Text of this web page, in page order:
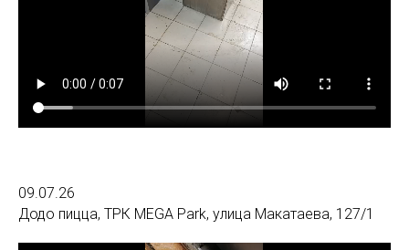
09.07.26
Додо пицца, ТРК MEGA Park, улица Макатаева, 127/1